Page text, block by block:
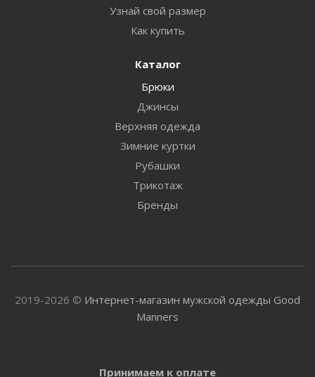
Узнай свой размер
Как купить
Каталог
Брюки
Джинсы
Верхняя одежда
Зимние куртки
Рубашки
Трикотаж
Бренды
2019-2026 © Интернет-магазин мужской одежды Good
Manners
Принимаем к оплате